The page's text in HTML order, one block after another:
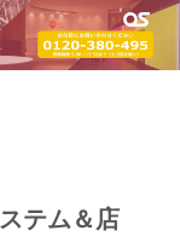
テム＆店